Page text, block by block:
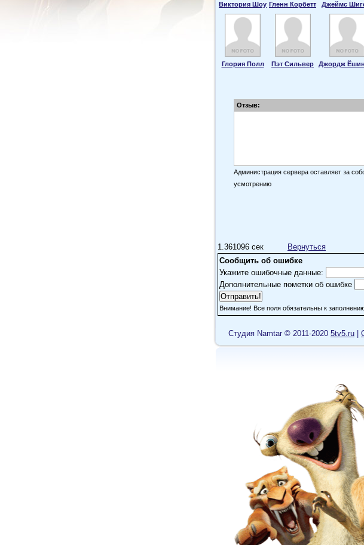
Виктория Шоу Гленн Корбетт Джеймс
Глория Полл Пэт Сильвер Джордж
Отзыв:
Администрация сервера оставляет за
усмотрению
1.361096 сек
Вернуться
Сообщить об ошибке
Укажите ошибочные данные:
Дополнительные пометки об ошибке
Внимание! Все поля обязательны к
Cтудия Namtar © 2011-2020 5tv5.ru